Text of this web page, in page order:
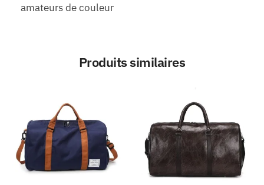
amateurs de couleur
Produits similaires